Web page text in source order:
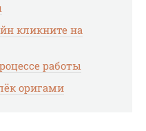
кликните на
работы
оригами